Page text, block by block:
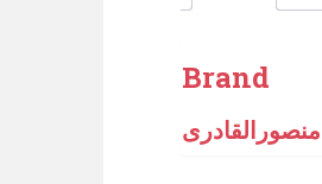
Brand